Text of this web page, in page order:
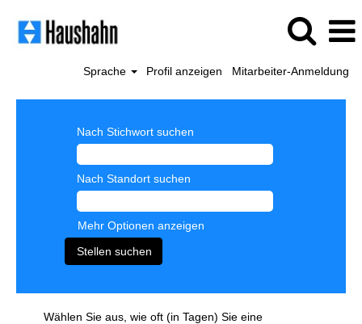
Sprache Profil anzeigen Mitarbeiter-Anmeldung
Nach Stichwort suchen
Nach Standort suchen
Mehr Optionen anzeigen
Wählen Sie aus, wie oft (in Tagen) Sie eine